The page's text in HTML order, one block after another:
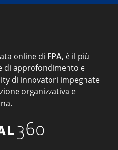
online di FPA, è il più
di approfondimento e
di innovatori impegnate
organizzativa e